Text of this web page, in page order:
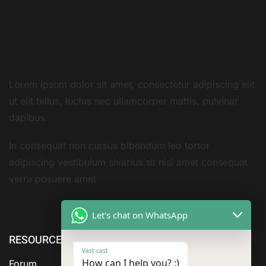
Lorem ipsum dolor sit amet, consectetur adipiscing elit
ut elit tellus, luctus nec ullamcorper mattis, pulvinar
dapibus.
In consequat non cursus bibendum leo tortor
adipiscing vestibulum sivarius sit nisi amet consequat
verra posuere amet
RESOURCE
Forum
ABOUT US SERVICES
Let's chat on WhatsApp
Vast-cast
How can I help you? :)